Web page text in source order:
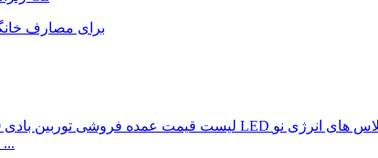
قیمت عمده فروشی توربین بادی 10 کیلووات - عمودی با ...